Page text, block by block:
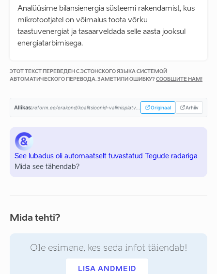
Analüüsime bilansienergia süsteemi rakendamist, kus
mikrotootjatel on võimalus toota võrku
taastuvenergiat ja tasaarveldada selle aasta jooksul
energiatarbimisega.
ЭТОТ ТЕКСТ ПЕРЕВЕДЕН С ЭСТОНСКОГО ЯЗЫКА СИСТЕМОЙ
АВТОМАТИЧЕСКОГО ПЕРЕВОДА. ЗАМЕТИЛИ ОШИБКУ? СООБЩИТЕ НАМ!
Allikas: Originaal Arhiiv
See lubadus oli automaatselt tuvastatud Tegude radariga
Mida see tähendab?
Mida tehti?
Ole esimene, kes seda infot täiendab!
LISA ANDMEID